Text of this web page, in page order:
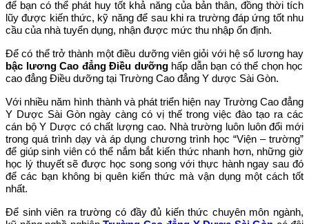
để bạn có thể phát huy tốt khả năng của bản thân, đồng thời tích
lũy được kiến thức, kỹ năng để sau khi ra trường đáp ứng tốt nhu
cầu của nhà tuyển dụng, nhận được mức thu nhập ổn định.
Để có thể trở thành một điều dưỡng viên giỏi với hệ số lương hay
bậc lương Cao đẳng Điều dưỡnghấp dẫn bạn có thể chọn học
cao đẳng Điều dưỡng tại Trường Cao đẳng Y dược Sài Gòn.
Với nhiều năm hình thành và phát triển hiện nay Trường Cao đẳng
Y Dược Sài Gòn ngày càng có vị thế trong việc đào tạo ra các
cán bộ Y Dược có chất lượng cao. Nhà trường luôn luôn đổi mới
trong quá trình dạy và áp dụng chương trình học “Viện – trường”
để giúp sinh viên có thể nắm bắt kiến thức nhanh hơn, những giờ
học lý thuyết sẽ được học song song với thực hành ngay sau đó
để các bạn không bị quên kiến thức mà vận dụng một cách tốt
nhất.
Để sinh viên ra trường có đầy đủ kiến thức chuyên môn ngành,